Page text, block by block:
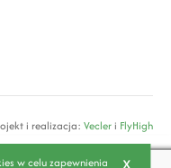
i realizacja: Vecler i FlyHigh
w celu zapewnienia x